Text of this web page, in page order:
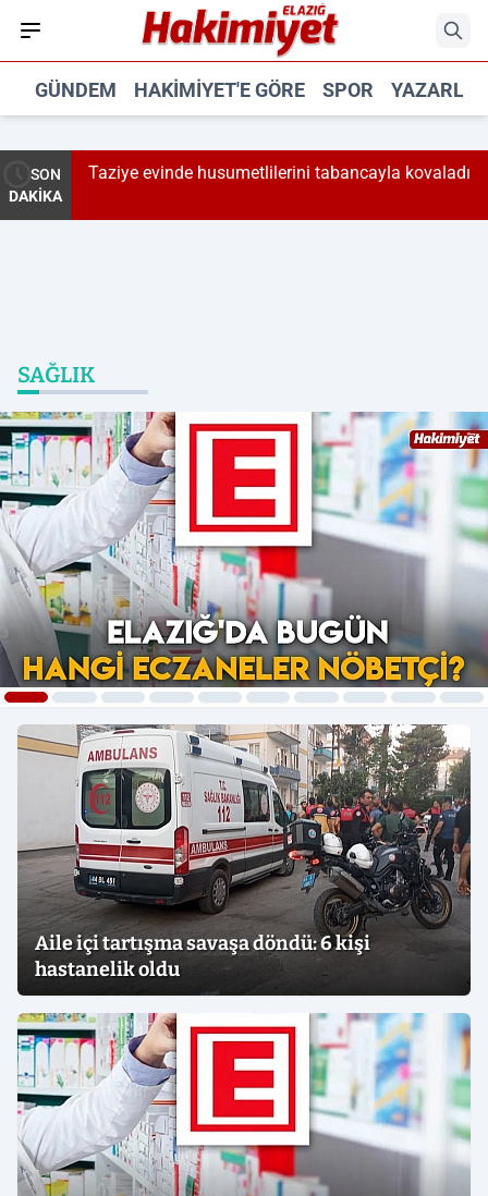
GÜNDEM HAKIMIYET'E GÖRE SPOR
SON
DAKİKA
tabancayla kovaladı
Elazığ'da afet risk azaltma
SAĞLIK
Aile içi tartışma savaşa döndü: 6 kişi
hastanelik oldu